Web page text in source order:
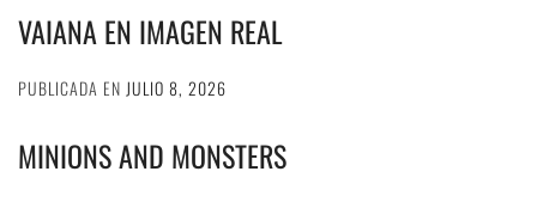
VAIANA EN IMAGEN REAL
PUBLICADA EN JULIO 8, 2026
MINIONS AND MONSTERS